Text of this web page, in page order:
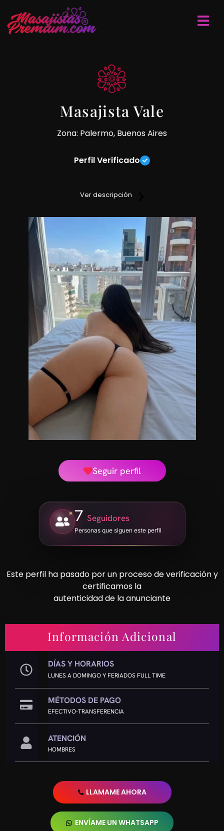
Masajista Vale
Zona: Palermo, Buenos Aires
Perfil Verificado
relajación profunda con un toque suave, sensitivo y
envolvente logrando tu disfrute físico y mental haciendo
Lugar totalmente discreto, acogedor con servicio de ducha.
Escríbeme para conocernos
Ver descripción
Seguir perfil
7 Seguidores
Personas que siguen este perfil
Este perfil ha pasado por un proceso de verificación y
certificamos la
autenticidad de la anunciante
Información Adicional
DÍAS Y HORARIOS
LUNES A DOMINGO Y FERIADOS FULL TIME
MÉTODOS DE PAGO
EFECTIVO-TRANSFERENCIA
ATENCIÓN
HOMBRES
LLAMAME AHORA
ENVÍAME UN WHATSAPP